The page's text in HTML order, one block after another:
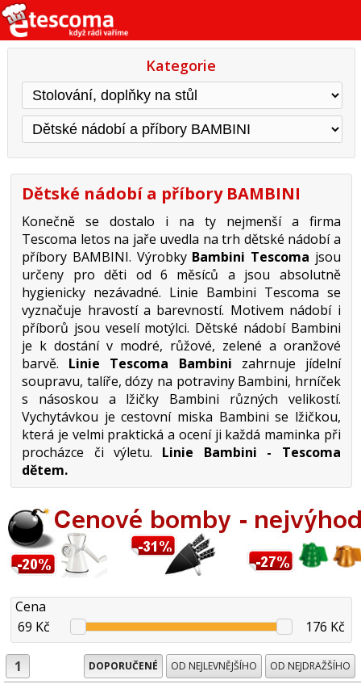
Kategorie
Dětské nádobí a příbory BAMBINI
Konečně se dostalo i na ty nejmenší a firma
Tescoma letos na jaře uvedla na trh dětské nádobí a
příbory BAMBINI. Výrobky Bambini Tescoma jsou
určeny pro děti od 6 měsíců a jsou absolutně
hygienicky nezávadné. Linie Bambini Tescoma se
vyznačuje hravostí a barevností. Motivem nádobí i
příborů jsou veselí motýlci. Dětské nádobí Bambini
je k dostání v modré, růžové, zelené a oranžové
barvě. Linie Tescoma Bambini zahrnuje jídelní
soupravu, talíře, dózy na potraviny Bambini, hrníček
s násoskou a lžičky Bambini různých velikostí.
Vychytávkou je cestovní miska Bambini se lžičkou,
která je velmi praktická a ocení ji každá maminka při
procházce či výletu. Linie Bambini - Tescoma
dětem.
Cena
69 Kč
176 Kč
1 DOPORUČENÉ OD NEJLEVNĚJŠÍHO OD NEJDRAŽŠÍHO